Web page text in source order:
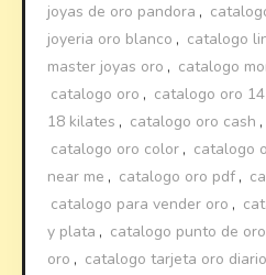
joyas de oro pandora ,
joyeria oro blanco , catalogo
master joyas oro , catalogo
catalogo oro , catalogo oro
18 kilates , catalogo oro cash ,
catalogo oro color , catalogo
near me , catalogo oro pdf ,
catalogo para vender oro ,
y plata , catalogo punto de
oro , catalogo tarjeta oro